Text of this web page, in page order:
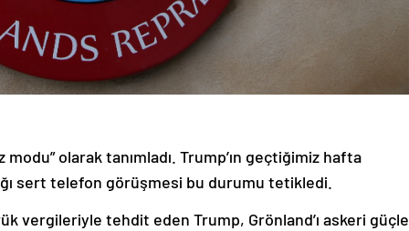
modu” olarak tanımladı. Trump’ın geçtiğimiz hafta
sert telefon görüşmesi bu durumu tetikledi.
vergileriyle tehdit eden Trump, Grönland’ı askeri güçle